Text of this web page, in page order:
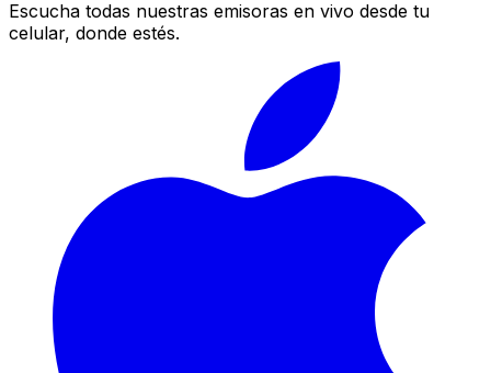
Escucha todas nuestras emisoras en vivo desde tu
celular, donde estés.